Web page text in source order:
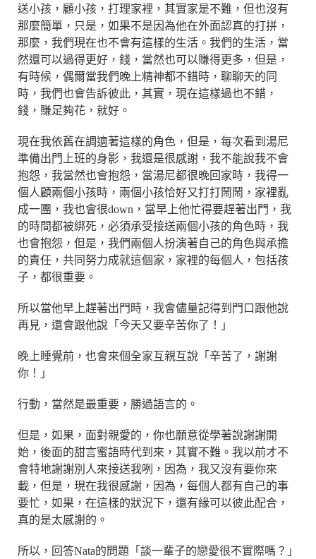
送小孩，顧小孩，打理家裡，其實家是不難，但也沒有
那麼簡單，只是，如果不是因為他在外面認真的打拼，
那麼，我們現在也不會有這樣的生活。我們的生活，當
然還可以過得更好，錢，當然也可以賺得更多，但是，
有時候，偶爾當我們晚上精神都不錯時，聊聊天的同
時，我們也會告訴彼此，其實，現在這樣過也不錯，
錢，賺足夠花，就好。
現在我依舊在調適著這樣的角色，但是，每次看到湯尼
準備出門上班的身影，我還是很感謝，我不能說我不會
抱怨，我當然也會抱怨，當湯尼都很晚回家時，我得一
個人顧兩個小孩時，兩個小孩恰好又打打鬧鬧，家裡亂
成一團，我也會很down，當早上他忙得要趕著出門，我
的時間都被綁死，必須承受接送兩個小孩的角色時，我
也會抱怨，但是，我們兩個人扮演著自己的角色與承擔
的責任，共同努力成就這個家，家裡的每個人，包括孩
子，都很重要。
所以當他早上趕著出門時，我會儘量記得到門口跟他說
再見，還會跟他說「今天又要辛苦你了！」
晚上睡覺前，也會來個全家互親互說「辛苦了，謝謝
你！」
行動，當然是最重要，勝過語言的。
但是，如果，面對親愛的，你也願意從學著說謝謝開
始，後面的甜言蜜語時代到來，其實不難。我以前才不
會特地謝謝別人來接送我咧，因為，我又沒有要你來
載，但是，現在我很感謝，因為，每個人都有自己的事
要忙，如果，在這樣的狀況下，還有緣可以彼此配合，
真的是太感謝的。
所以，回答Nata的問題「談一輩子的戀愛很不實際嗎？」